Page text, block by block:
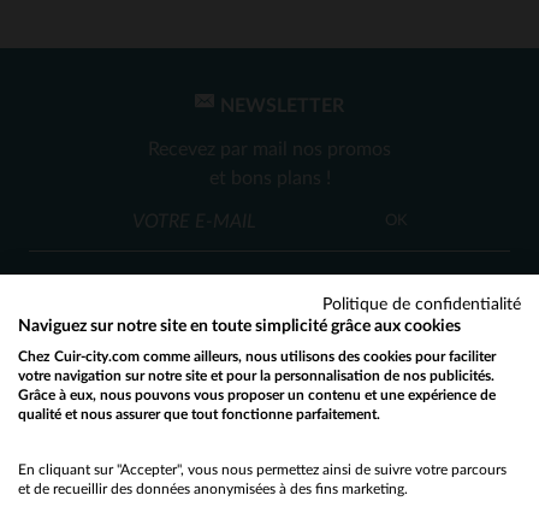
TAILLES DISPONIBLES
56
TAILLES DISPONIBLES
NEWSLETTER
Recevez par mail nos promos
et bons plans !
OK
SERVICE CLIENT
Nos conseillers sont à votre écoute
du lundi au vendredi de 10h à 12h30
et de 13h30 à 18h.
Would you like to be redirected to our English site?
No
Politique de confidentialité
Naviguez sur notre site en toute simplicité grâce aux cookies
Chez Cuir-city.com comme ailleurs, nous utilisons des cookies pour faciliter
votre navigation sur notre site et pour la personnalisation de nos publicités.
Grâce à eux, nous pouvons vous proposer un contenu et une expérience de
qualité et nous assurer que tout fonctionne parfaitement.
En cliquant sur "Accepter", vous nous permettez ainsi de suivre votre parcours
et de recueillir des données anonymisées à des fins marketing.